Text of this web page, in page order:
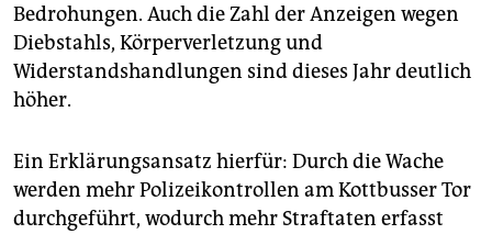
Bedrohungen. Auch die Zahl der Anzeigen wegen
Diebstahls, Körperverletzung und
Widerstandshandlungen sind dieses Jahr deutlich
höher.
Ein Erklärungsansatz hierfür: Durch die Wache
werden mehr Polizeikontrollen am Kottbusser Tor
durchgeführt, wodurch mehr Straftaten erfasst